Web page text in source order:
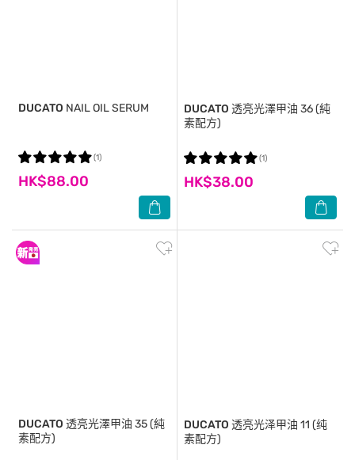
DUCATO NAIL OIL SERUM
HK$88.00
(1)
DUCATO 透亮光澤甲油 36 (純
素配方)
HK$38.00
(1)
DUCATO 透亮光澤甲油 35 (純
素配方)
DUCATO 透亮光泽甲油 11 (纯
素配方)